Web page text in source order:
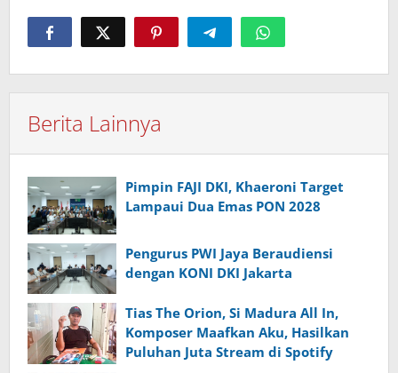
Berita Lainnya
Pimpin FAJI DKI, Khaeroni Target
Lampaui Dua Emas PON 2028
Pengurus PWI Jaya Beraudiensi
dengan KONI DKI Jakarta
Tias The Orion, Si Madura All In,
Komposer Maafkan Aku, Hasilkan
Puluhan Juta Stream di Spotify